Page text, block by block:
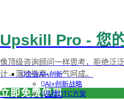
企业AI+创新
AI+创新战略
品牌DTC方案
Upskill Pro - 您
像顶级咨询顾问一样思考，拒绝
计→落地指南，一气呵成。
立即免费使用